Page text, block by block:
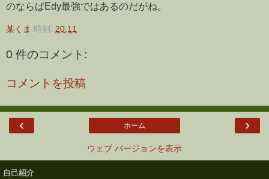
のならばEdy最強ではあるのだがね。
某くま 時刻: 20:11
0 件のコメント:
コメントを投稿
‹ ›
ホーム
ウェブ バージョンを表示
自己紹介